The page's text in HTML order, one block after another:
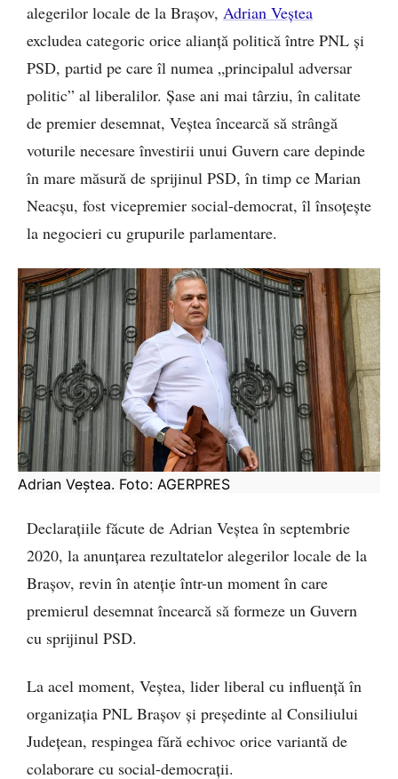
alegerilor locale de la Brașov, Adrian Veștea
excludea categoric orice alianță politică între PNL și
PSD, partid pe care îl numea „principalul adversar
politic” al liberalilor. Șase ani mai târziu, în calitate
de premier desemnat, Veștea încearcă să strângă
voturile necesare învestirii unui Guvern care depinde
în mare măsură de sprijinul PSD, în timp ce Marian
Neacșu, fost vicepremier social-democrat, îl însoțește
la negocieri cu grupurile parlamentare.
Adrian Veștea. Foto: AGERPRES
Declarațiile făcute de Adrian Veștea în septembrie
2020, la anunțarea rezultatelor alegerilor locale de la
Brașov, revin în atenție într-un moment în care
premierul desemnat încearcă să formeze un Guvern
cu sprijinul PSD.
La acel moment, Veștea, lider liberal cu influență în
organizația PNL Brașov și președinte al Consiliului
Județean, respingea fără echivoc orice variantă de
colaborare cu social-democrații.